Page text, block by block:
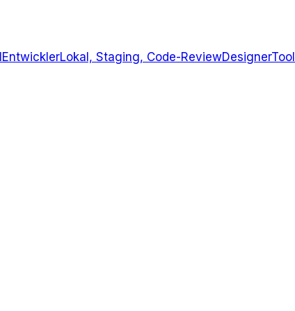
EntwicklerLokal, Staging, Code-ReviewDesigner